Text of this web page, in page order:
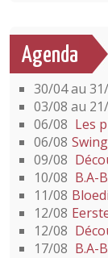
Agenda
30/04 au
03/08 au
06/08 Les
06/08
09/08
10/08 B.A-
11/08
12/08
12/08
17/08 B.A-